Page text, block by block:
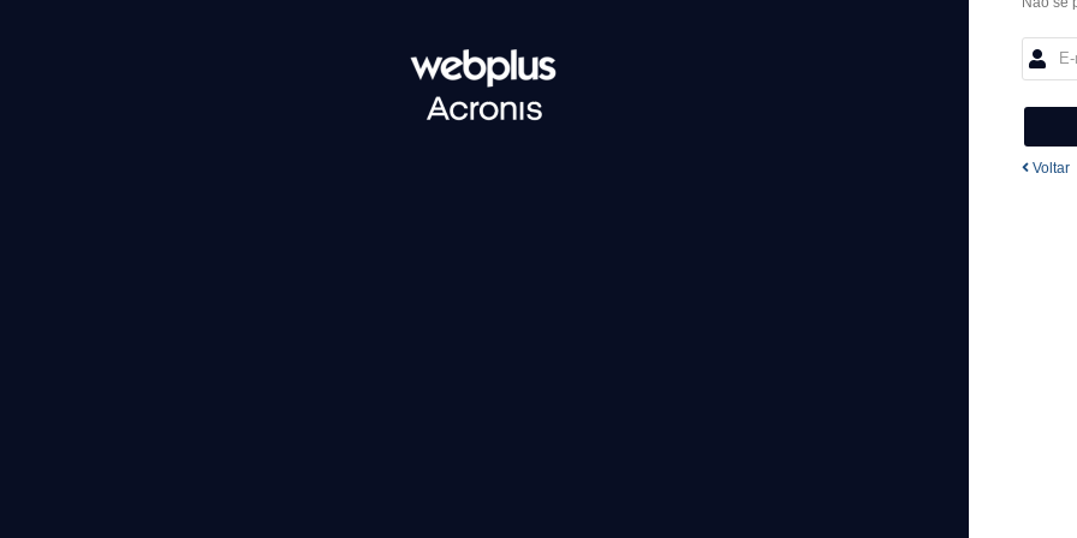
Voltar